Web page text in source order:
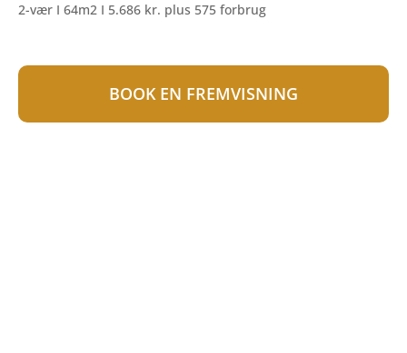
2-vær I 64m2 I 5.686 kr. plus 575 forbrug
BOOK EN FREMVISNING